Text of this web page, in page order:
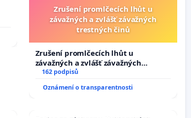
Zrušení promlčecích lhůt u
závažných a zvlášť závažných
trestných činů
Zrušení promlčecích lhůt u
závažných a zvlášť závažných
trestných činů
162 podpisů
Oznámení o transparentnosti